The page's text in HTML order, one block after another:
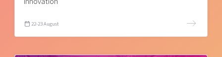
22-23 August